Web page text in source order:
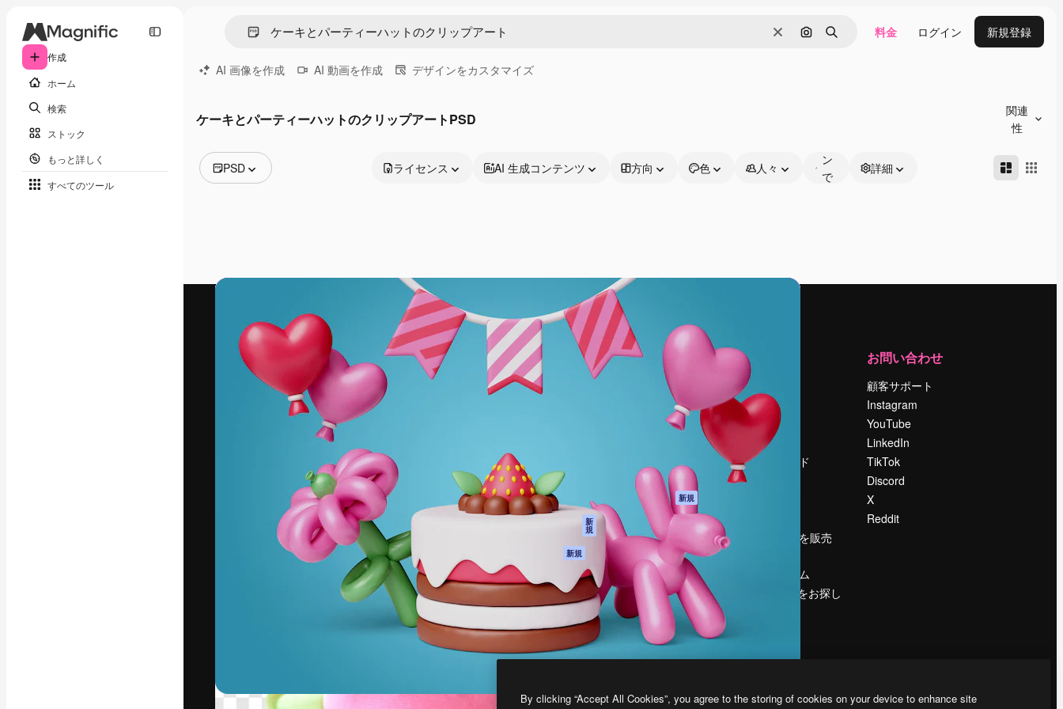
作成
ホーム
検索
ストック
もっと詳しく
すべてのツール
消去 画像で検索
検索 料金 ログイン 新規登録
AI 画像を作成 AI 動画を作成 デザインをカスタマイズ
ケーキとパーティーハットのクリップアートPSD
関連
性
PSD
動画
モーショングラフィックス
動画テンプレート
アイコン
3D モデル
フォント
ライセンス AI 生成コンテンツ 方向 色 人々
ン
で
詳細
最高のクリエイティブ制作を導くためのプラ
ットフォーム。クリエイター、企業、代理
店、スタジオを含む100万人以上が利用して
います。
製品
Spaces
AI 音声合成ツール
ストックコンテン
ツ
Claude/ChatGPT
新
規
新規
API
モバイルアプリ
すべてのMagnificツ
ール
はじめに
Academy
ドキュメント
プライバシーポリ
シー
オリジナル 新規
クッキーポリシー
トラストセンター
アフィリエイト
法人向け
運営
料金
会社概要
Reviews
採用情報
検索トレンド
ブログ
コンテンツを販売
プレスルーム
magnific.aiをお探し
お問い合わせ
顧客サポート
Instagram
YouTube
LinkedIn
TikTok
Discord
X
Reddit
By clicking “Accept All Cookies”, you agree to the storing of cookies on your device to enhance site